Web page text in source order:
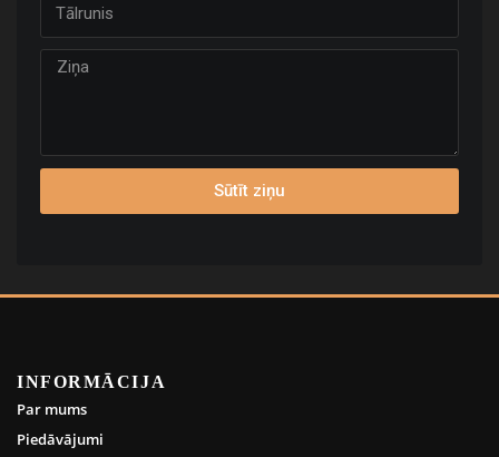
Sūtīt ziņu
INFORMĀCIJA
Par mums
Piedāvājumi